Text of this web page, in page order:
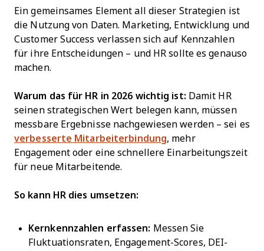
Ein gemeinsames Element all dieser Strategien ist
die Nutzung von Daten. Marketing, Entwicklung und
Customer Success verlassen sich auf Kennzahlen
für ihre Entscheidungen – und HR sollte es genauso
machen.
Warum das für HR in 2026 wichtig ist: Damit HR
seinen strategischen Wert belegen kann, müssen
messbare Ergebnisse nachgewiesen werden – sei es
verbesserte Mitarbeiterbindung, mehr
Engagement oder eine schnellere Einarbeitungszeit
für neue Mitarbeitende.
So kann HR dies umsetzen:
Kernkennzahlen erfassen: Messen Sie
Fluktuationsraten, Engagement-Scores, DEI-